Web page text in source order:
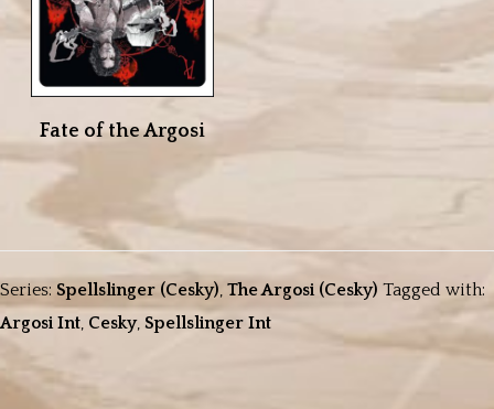
Fate of the Argosi
Series: Spellslinger (Cesky), The Argosi (Cesky) Tagged with:
Argosi Int, Cesky, Spellslinger Int